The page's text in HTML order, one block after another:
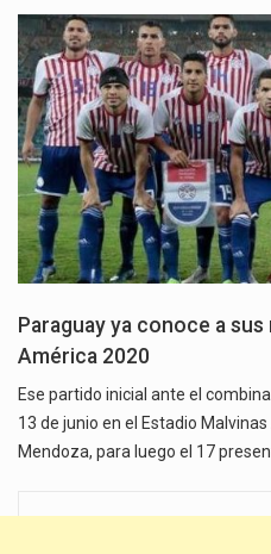
Paraguay ya conoce a sus
América 2020
Ese partido inicial ante el
13 de junio en el Estadio
Mendoza, para luego el 17